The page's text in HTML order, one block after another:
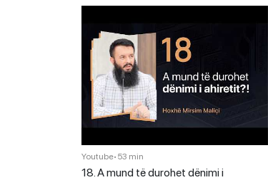
Youtube• 53 min
18. A mund të durohet dënimi i